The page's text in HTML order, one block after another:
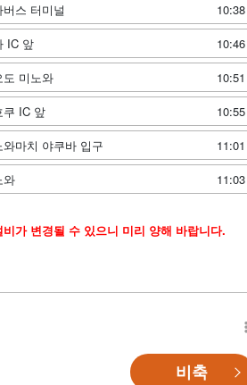
버스 터미널
10:38
IC 앞
10:46
도 미노와
10:51
쿠 IC 앞
10:55
와마치 야쿠바 입구
11:01
와
11:03
가 변경될 수 있으니 미리 양해 바랍니다.
비축